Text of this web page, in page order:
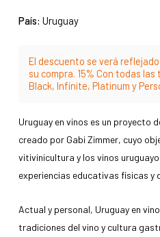
País: Uruguay
El descuento se verá
su compra. 15% Con todas
Black, Infinite, Platinum y
Uruguay en vinos es un proyecto
creado por Gabi Zimmer, cuyo
vitivinicultura y los vinos
experiencias educativas físicas y
Actual y personal, Uruguay en
tradiciones del vino y cultura